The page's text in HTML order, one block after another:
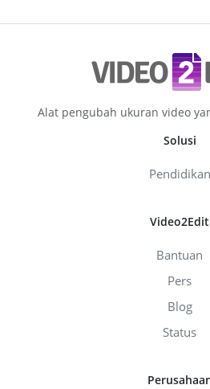
Alat pengubah ukuran video
Solusi
Pendidikan
Video2Edit
Bantuan
Pers
Blog
Status